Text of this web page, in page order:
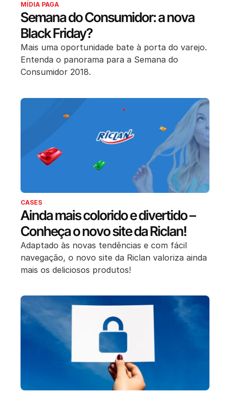
MÍDIA PAGA
Semana do Consumidor: a nova
Black Friday?
Mais uma oportunidade bate à porta do varejo.
Entenda o panorama para a Semana do
Consumidor 2018.
CASES
Ainda mais colorido e divertido –
Conheça o novo site da Riclan!
Adaptado às novas tendências e com fácil
navegação, o novo site da Riclan valoriza ainda
mais os deliciosos produtos!